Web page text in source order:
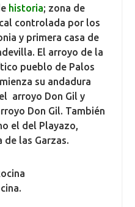
historia; zona de
controlada por los
y primera casa de
El arroyo de la
pueblo de Palos
su andadura
arroyo Don Gil y
Don Gil. También
el del Playazo,
de las Garzas.